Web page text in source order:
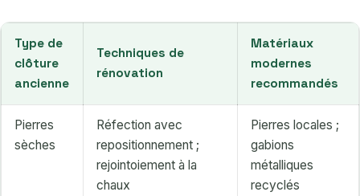
Type de
clôture
ancienne
Techniques de
rénovation
Matériaux
modernes
recommandés
Pierres
sèches
Réfection avec
repositionnement ;
rejointoiement à la
chaux
Pierres locales ;
gabions
métalliques
recyclés